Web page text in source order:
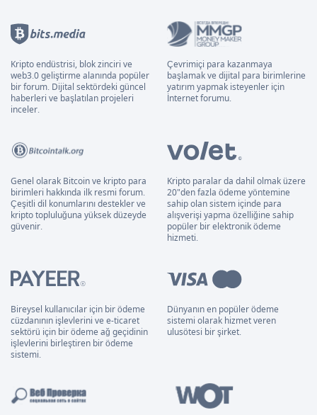
Kripto endüstrisi, blok zinciri ve
web3.0 geliştirme alanında popüler
bir forum. Dijital sektördeki güncel
haberleri ve başlatılan projeleri
inceler.
Çevrimiçi para kazanmaya
başlamak ve dijital para birimlerine
yatırım yapmak isteyenler için
İnternet forumu.
Genel olarak Bitcoin ve kripto para
birimleri hakkında ilk resmi forum.
Çeşitli dil konumlarını destekler ve
kripto topluluğuna yüksek düzeyde
güvenir.
Kripto paralar da dahil olmak üzere
20"den fazla ödeme yöntemine
sahip olan sistem içinde para
alışverişi yapma özelliğine sahip
popüler bir elektronik ödeme
hizmeti.
Bireysel kullanıcılar için bir ödeme
cüzdanının işlevlerini ve e-ticaret
sektörü için bir ödeme ağ geçidinin
işlevlerini birleştiren bir ödeme
sistemi.
Dünyanın en popüler ödeme
sistemi olarak hizmet veren
ulusötesi bir şirket.